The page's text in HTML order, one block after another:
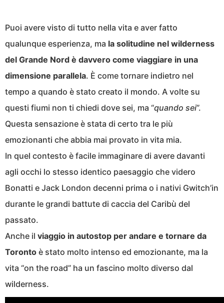
Puoi avere visto di tutto nella vita e aver fatto
qualunque esperienza, ma la solitudine nel wilderness
del Grande Nord è davvero come viaggiare in una
dimensione parallela. È come tornare indietro nel
tempo a quando è stato creato il mondo. A volte su
questi fiumi non ti chiedi dove sei, ma “quando sei”.
Questa sensazione è stata di certo tra le più
emozionanti che abbia mai provato in vita mia.
In quel contesto è facile immaginare di avere davanti
agli occhi lo stesso identico paesaggio che videro
Bonatti e Jack London decenni prima o i nativi Gwitch’in
durante le grandi battute di caccia del Caribù del
passato.
Anche il viaggio in autostop per andare e tornare da
Toronto è stato molto intenso ed emozionante, ma la
vita “on the road” ha un fascino molto diverso dal
wilderness.